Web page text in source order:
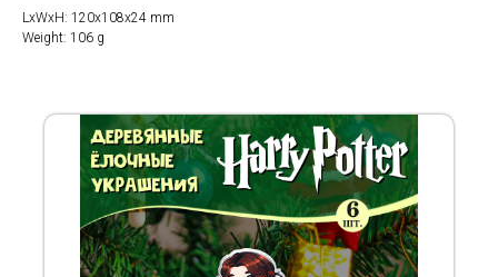
LxWxH: 120x108x24 mm
Weight: 106 g